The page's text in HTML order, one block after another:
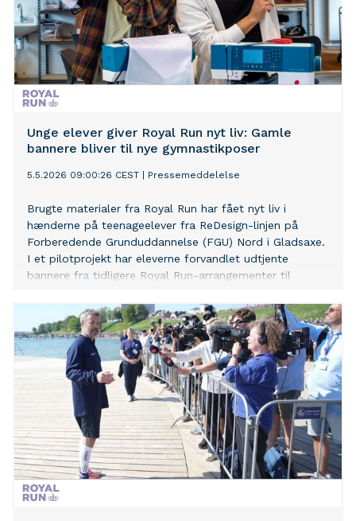
Unge elever giver Royal Run nyt liv: Gamle
bannere bliver til nye gymnastikposer
5.5.2026 09:00:26 CEST Pressemeddelelse
Brugte materialer fra Royal Run har fået nyt liv i
hænderne på teenageelever fra ReDesign-linjen på
Forberedende Grunduddannelse (FGU) Nord i Gladsaxe.
I et pilotprojekt har eleverne forvandlet udtjente
bannere fra tidligere Royal Run-arrangementer til